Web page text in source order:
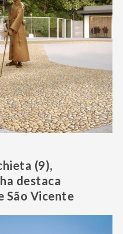
(9),
destaca
São Vicente